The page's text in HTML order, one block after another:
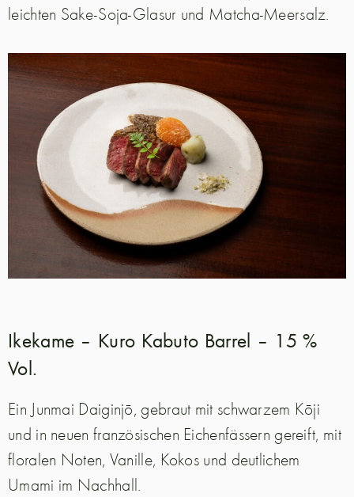
leichten Sake-Soja-Glasur und Matcha-Meersalz.
Ikekame – Kuro Kabuto Barrel – 15 %
Vol.
Ein Junmai Daiginjō, gebraut mit schwarzem Kōji
und in neuen französischen Eichenfässern gereift, mit
floralen Noten, Vanille, Kokos und deutlichem
Umami im Nachhall.